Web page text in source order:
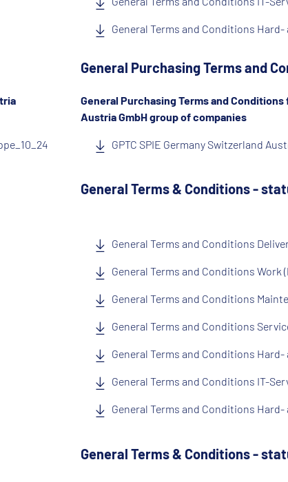
General Terms and Conditions Hard-
General Purchasing Terms and
General Purchasing Terms and
Austria GmbH group of companies
GPTC SPIE Germany Switzerland
General Terms & Conditions -
General Terms and Conditions
General Terms and Conditions Work
General Terms and Conditions
General Terms and Conditions
General Terms and Conditions Hard-
General Terms and Conditions IT-
General Terms and Conditions Hard-
General Terms & Conditions -